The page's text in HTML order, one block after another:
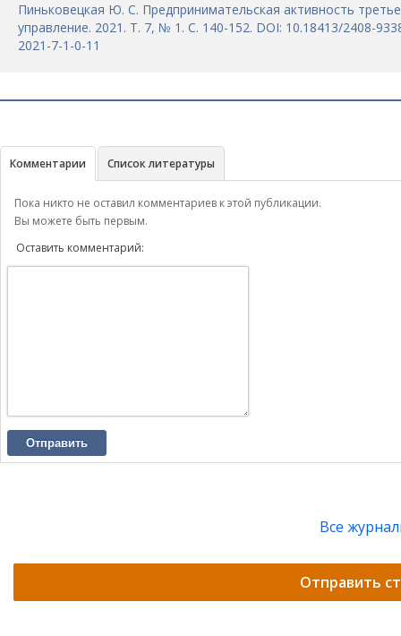
Пиньковецкая Ю. С. Предпринимательская активность
управление. 2021. Т. 7, № 1. С. 140-152. DOI: 10.18413/2408-
2021-7-1-0-11
Комментарии Список литературы
Пока никто не оставил комментариев к этой публикации.
Вы можете быть первым.
Оставить комментарий:
Отправить
Все
Отправить